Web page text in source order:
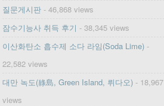
질문게시판- 46,868 views
잠수기능사 취득 후기 - 38,345 views
이산화탄소 흡수제 소다 라임(Soda Lime)-
22,582 views
대만 녹도(綠島, Green Island, 뤼다오)- 18,967
views